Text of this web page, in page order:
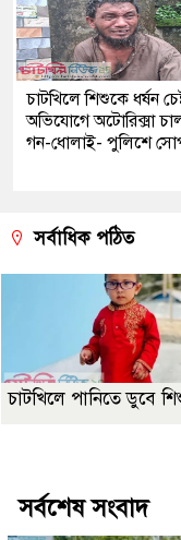
চাটখিলে শিশুকে ধর্ষন
অভিযোগে অটোরিক্সা
গন-ধোলাই- পুলিশে
সর্বাধিক পঠিত
চাটখিলে পানিতে ডুবে
সর্বশেষ সংবাদ